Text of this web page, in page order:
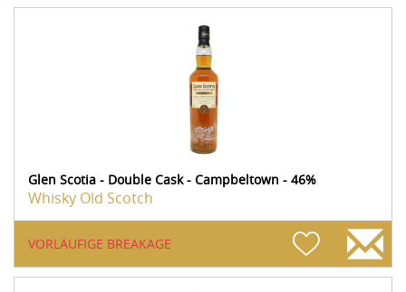
Glen Scotia - Double Cask - Campbeltown - 46%
Whisky Old Scotch
VORLÄUFIGE BREAKAGE